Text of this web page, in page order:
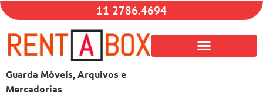
11 2786.4694
Guarda Móveis, Arquivos e
Mercadorias